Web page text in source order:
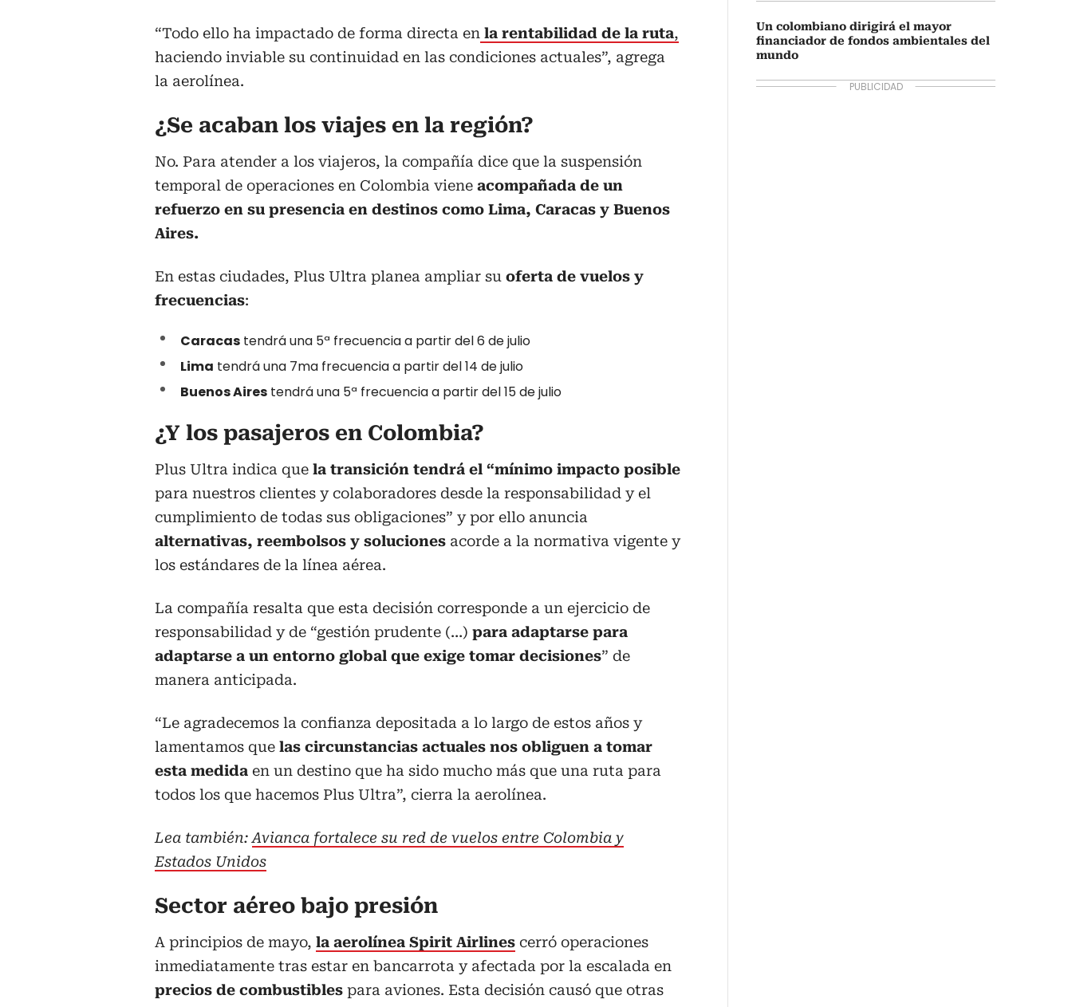
“Todo ello ha impactado de forma directa en la rentabilidad de la ruta,
haciendo inviable su continuidad en las condiciones actuales”, agrega
la aerolínea.
¿Se acaban los viajes en la región?
No. Para atender a los viajeros, la compañía dice que la suspensión
temporal de operaciones en Colombia viene acompañada de un
refuerzo en su presencia en destinos como Lima, Caracas y Buenos
Aires.
En estas ciudades, Plus Ultra planea ampliar su oferta de vuelos y
frecuencias:
Caracas tendrá una 5ª frecuencia a partir del 6 de julio
Lima tendrá una 7ma frecuencia a partir del 14 de julio
Buenos Aires tendrá una 5ª frecuencia a partir del 15 de julio
¿Y los pasajeros en Colombia?
Plus Ultra indica que la transición tendrá el “mínimo impacto posible
para nuestros clientes y colaboradores desde la responsabilidad y el
cumplimiento de todas sus obligaciones” y por ello anuncia
alternativas, reembolsos y soluciones acorde a la normativa vigente y
los estándares de la línea aérea.
La compañía resalta que esta decisión corresponde a un ejercicio de
responsabilidad y de “gestión prudente (…) para adaptarse para
adaptarse a un entorno global que exige tomar decisiones” de
manera anticipada.
“Le agradecemos la confianza depositada a lo largo de estos años y
lamentamos que las circunstancias actuales nos obliguen a tomar
esta medida en un destino que ha sido mucho más que una ruta para
todos los que hacemos Plus Ultra”, cierra la aerolínea.
Lea también:Avianca fortalece su red de vuelos entre Colombia y
Estados Unidos
Sector aéreo bajo presión
A principios de mayo, la aerolínea Spirit Airlines cerró operaciones
inmediatamente tras estar en bancarrota y afectada por la escalada en
precios de combustibles para aviones. Esta decisión causó que otras
Un colombiano dirigirá el mayor
financiador de fondos ambientales del
mundo